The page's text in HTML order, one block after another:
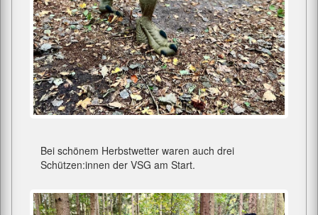
Bei schönem Herbstwetter waren auch drei
Schützen:innen der VSG am Start.